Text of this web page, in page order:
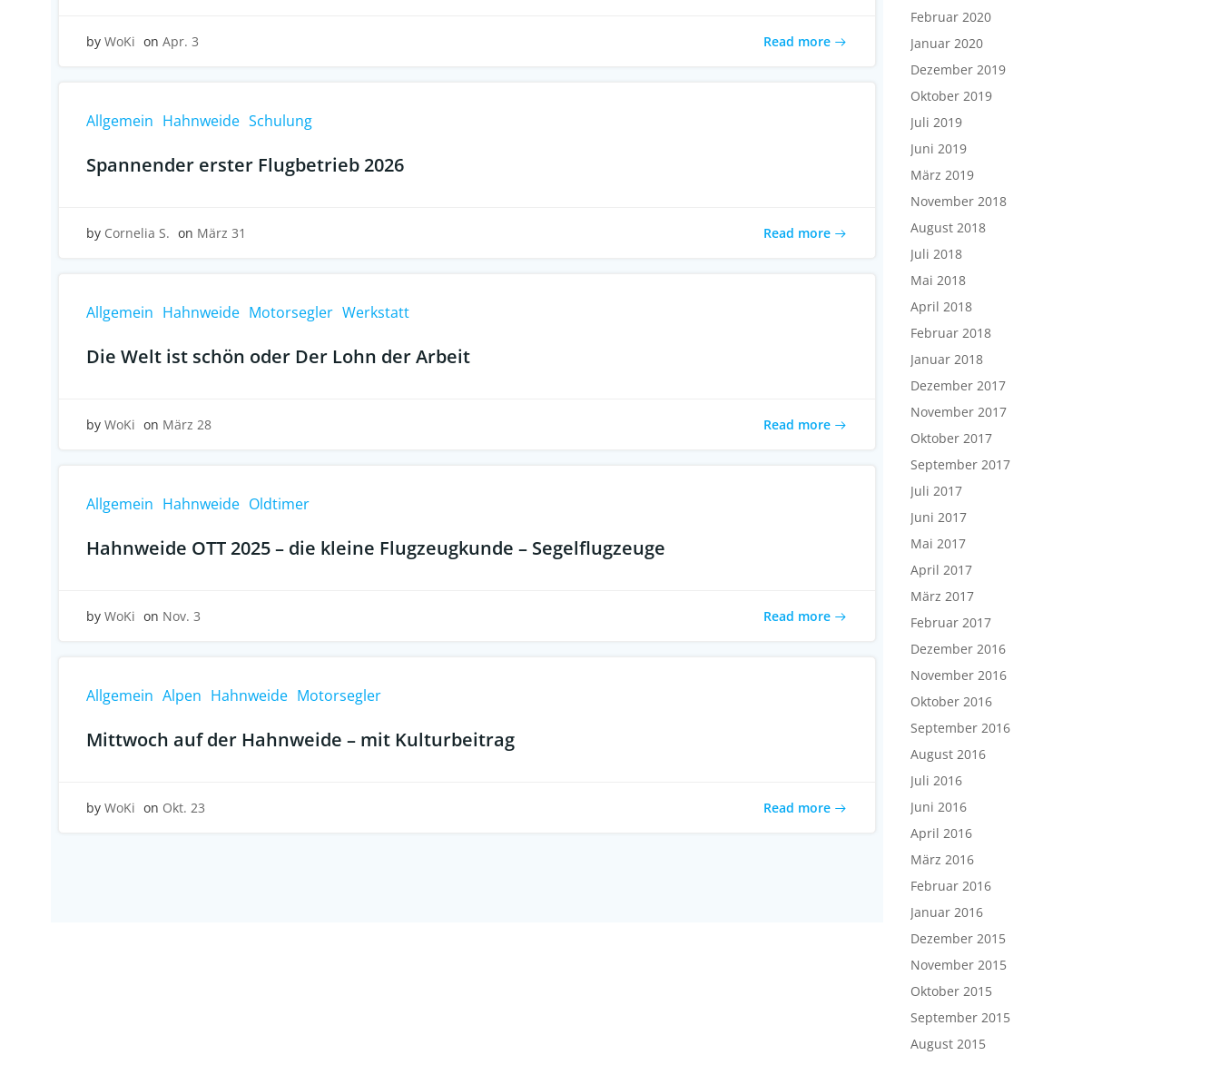
by WoKi on Apr. 3 Read more
Allgemein Hahnweide Schulung
Spannender erster Flugbetrieb 2026
by Cornelia S. on März 31 Read more
Allgemein Hahnweide Motorsegler Werkstatt
Die Welt ist schön oder Der Lohn der Arbeit
by WoKi on März 28 Read more
Allgemein Hahnweide Oldtimer
Hahnweide OTT 2025 – die kleine Flugzeugkunde – Segelflugzeuge
by WoKi on Nov. 3 Read more
Allgemein Alpen Hahnweide Motorsegler
Mittwoch auf der Hahnweide – mit Kulturbeitrag
by WoKi on Okt. 23 Read more
Februar 2020
Januar 2020
Dezember 2019
Oktober 2019
Juli 2019
Juni 2019
März 2019
November 2018
August 2018
Juli 2018
Mai 2018
April 2018
Februar 2018
Januar 2018
Dezember 2017
November 2017
Oktober 2017
September 2017
Juli 2017
Juni 2017
Mai 2017
April 2017
März 2017
Februar 2017
Dezember 2016
November 2016
Oktober 2016
September 2016
August 2016
Juli 2016
Juni 2016
April 2016
März 2016
Februar 2016
Januar 2016
Dezember 2015
November 2015
Oktober 2015
September 2015
August 2015